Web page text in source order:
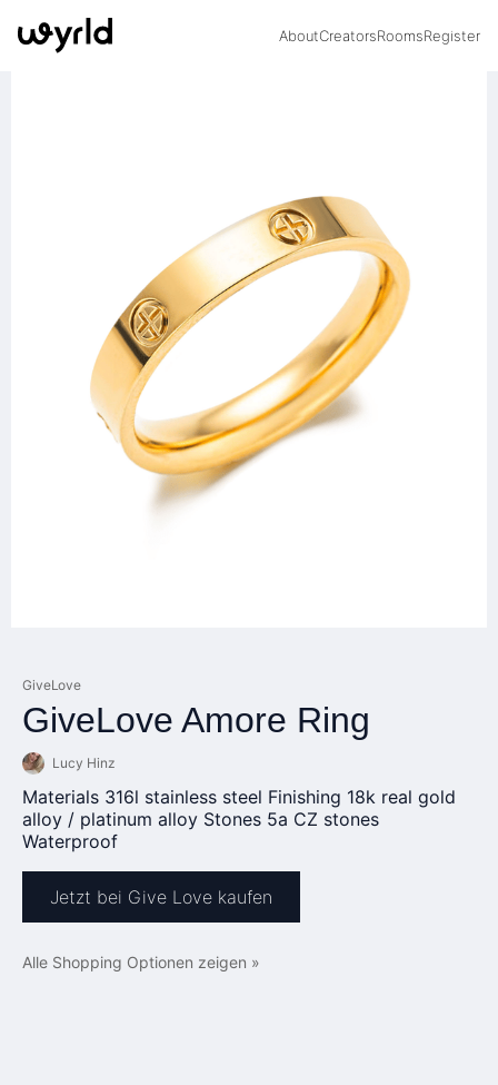
AboutCreatorsRoomsRegister
GiveLove
GiveLove Amore Ring
Lucy Hinz
Materials 316l stainless steel Finishing 18k real gold
alloy / platinum alloy Stones 5a CZ stones
Waterproof
Jetzt bei Give Love kaufen
Alle Shopping Optionen zeigen »